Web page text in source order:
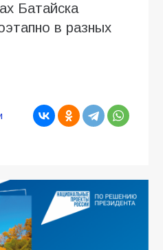
Батайска
в разных